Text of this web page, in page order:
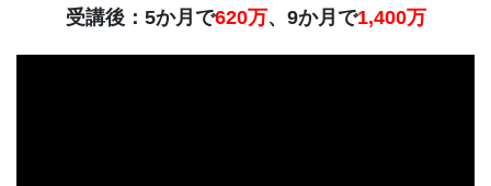
受講後：5か月で620万、9か月で1,400万